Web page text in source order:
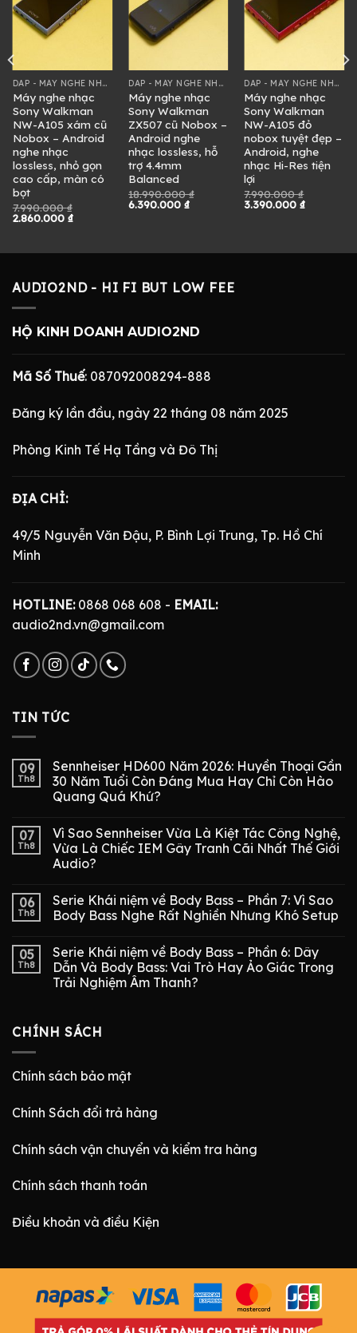
DAP - MÁY NGHE NHẠC
Máy nghe nhạc
Sony Walkman
NW-A105 xám cũ
Nobox – Android
nghe nhạc
lossless, nhỏ gọn
cao cấp, màn có
bọt
7.990.000₫
Giá
2.860.000 ₫Giá
DAP - MÁY NGHE NHẠC
Máy nghe nhạc
Sony Walkman
ZX507 cũ Nobox –
Android nghe
nhạc lossless, hỗ
trợ 4.4mm
Balanced
18.990.000₫
Giá
6.390.000₫Giá
DAP - MÁY NGHE NHẠC
Máy nghe nhạc
Sony Walkman
NW-A105 đỏ
nobox tuyệt đẹp –
Android, nghe
nhạc Hi-Res tiện
lợi
7.990.000₫
Giá
3.390.000₫Giá
AUDIO2ND - HI FI BUT LOW FEE
HỘ KINH DOANH AUDIO2ND
Mã Số Thuế: 087092008294-888
Đăng ký lần đầu, ngày 22 tháng 08 năm 2025
Phòng Kinh Tế Hạ Tầng và Đô Thị
ĐỊA CHỈ:
49/5 Nguyễn Văn Đậu, P. Bình Lợi Trung, Tp. Hồ Chí
Minh
HOTLINE:0868 068 608 - EMAIL:
audio2nd.vn@gmail.com
TIN TỨC
09
Th8
Sennheiser HD600 Năm 2026: Huyền Thoại Gần
30 Năm Tuổi Còn Đáng Mua Hay Chỉ Còn Hào
Quang Quá Khứ?
07
Th8
Vì Sao Sennheiser Vừa Là Kiệt Tác Công Nghệ,
Vừa Là Chiếc IEM Gây Tranh Cãi Nhất Thế Giới
Audio?
06
Th8
Serie Khái niệm về Body Bass – Phần 7: Vì Sao
Body Bass Nghe Rất Nghiền Nhưng Khó Setup
05
Th8
Serie Khái niệm về Body Bass – Phần 6: Dây
Dẫn Và Body Bass: Vai Trò Hay Ảo Giác Trong
Trải Nghiệm Âm Thanh?
CHÍNH SÁCH
Chính sách bảo mật
Chính Sách đổi trả hàng
Chính sách vận chuyển và kiểm tra hàng
Chính sách thanh toán
Điều khoản và điều Kiện